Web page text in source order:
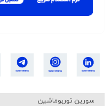
سورین توربوماشین